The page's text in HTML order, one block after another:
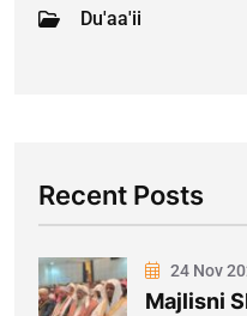
Du'aa'ii
Recent Posts
24 Nov
Majlisni